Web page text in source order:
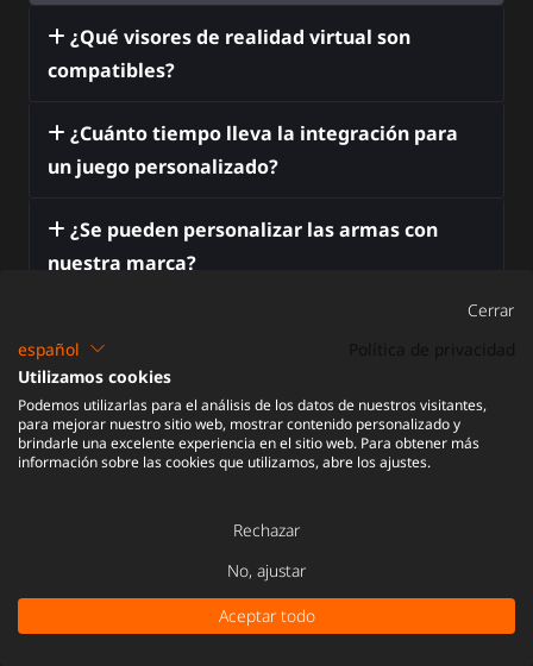
¿Qué visores de realidad virtual son
compatibles?
¿Cuánto tiempo lleva la integración para
un juego personalizado?
¿Se pueden personalizar las armas con
nuestra marca?
un entorno de sala de juegos en vivo?
¿Cuál es la diferencia entre la pistola Elite y
la pistola Elite Heavy?
¿Ofrecen precios al por mayor?
¿Podemos visitar sus instalaciones o
probar los productos?
Cerrar
español
Utilizamos cookies
Podemos utilizarlas para el análisis de los datos de nuestros visitantes,
para mejorar nuestro sitio web, mostrar contenido personalizado y
brindarle una excelente experiencia en el sitio web. Para obtener más
información sobre las cookies que utilizamos, abre los ajustes.
Rechazar
No, ajustar
Aceptar todo